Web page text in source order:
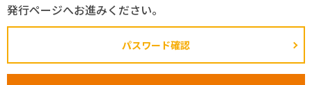
発行ページへお進みください。
パスワード確認